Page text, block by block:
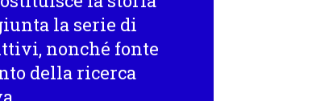
la serie di
nonché fonte
della ricerca